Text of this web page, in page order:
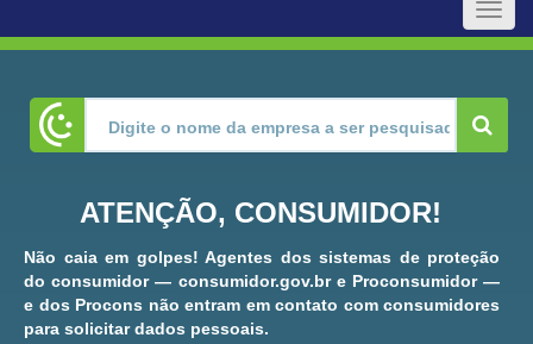
Toggle
ATENÇÃO, CONSUMIDOR!
Não caia em golpes! Agentes dos sistemas de proteção
do consumidor — consumidor.gov.br e Proconsumidor —
e dos Procons não entram em contato com consumidores
para solicitar dados pessoais.